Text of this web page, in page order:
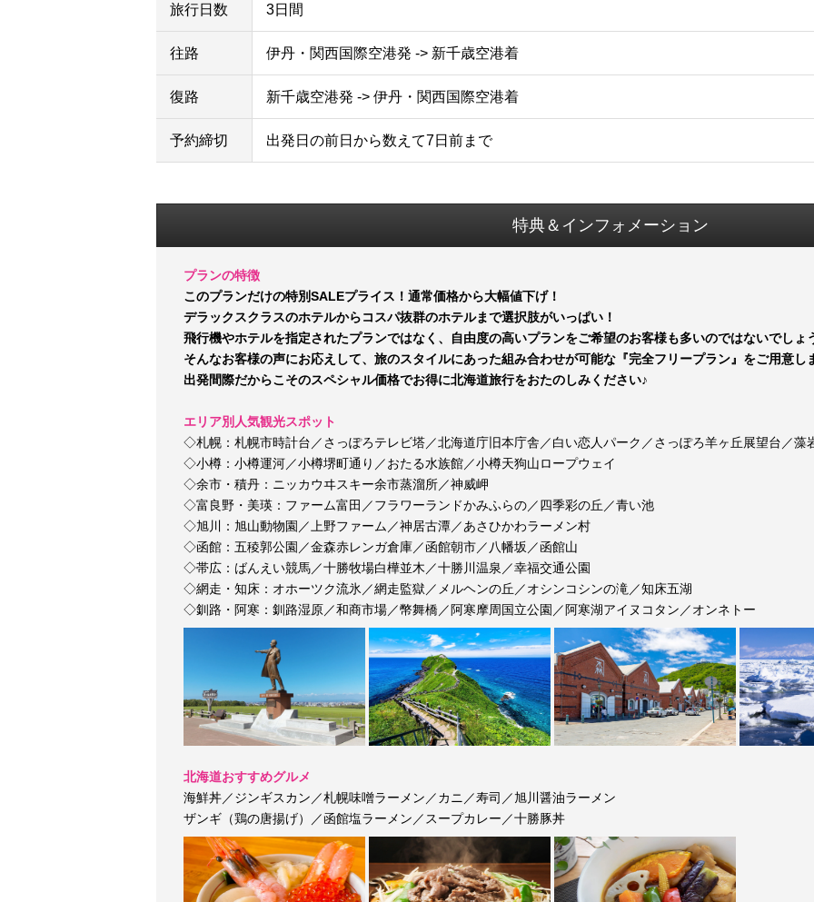
旅行日数 3日間
往路 伊丹・関西国際空港発 -> 新千歳空港着
復路 新千歳空港発 -> 伊丹・関西国際空港着
予約締切 出発日の前日から数えて7日前まで
特典＆インフォメーション
プランの特徴
このプランだけの特別SALEプライス！通常価格から大幅値下げ！
デラックスクラスのホテルからコスパ抜群のホテルまで選択肢がいっぱい！
飛行機やホテルを指定されたプランではなく、自由度の高いプランをご希望のお客様も多いのではないでしょ
そんなお客様の声にお応えして、旅のスタイルにあった組み合わせが可能な『完全フリープラン』をご用意し
出発間際だからこそのスペシャル価格でお得に北海道旅行をおたのしみください♪
エリア別人気観光スポット
◇札幌：札幌市時計台／さっぽろテレビ塔／北海道庁旧本庁舎／白い恋人パーク／さっぽろ羊ヶ丘展望台／藻
◇小樽：小樽運河／小樽堺町通り／おたる水族館／小樽天狗山ロープウェイ
◇余市・積丹：ニッカウヰスキー余市蒸溜所／神威岬
◇富良野・美瑛：ファーム富田／フラワーランドかみふらの／四季彩の丘／青い池
◇旭川：旭山動物園／上野ファーム／神居古潭／あさひかわラーメン村
◇函館：五稜郭公園／金森赤レンガ倉庫／函館朝市／八幡坂／函館山
◇帯広：ばんえい競馬／十勝牧場白樺並木／十勝川温泉／幸福交通公園
◇網走・知床：オホーツク流氷／網走監獄／メルヘンの丘／オシンコシンの滝／知床五湖
◇釧路・阿寒：釧路湿原／和商市場／幣舞橋／阿寒摩周国立公園／阿寒湖アイヌコタン／オンネトー
北海道おすすめグルメ
海鮮丼／ジンギスカン／札幌味噌ラーメン／カニ／寿司／旭川醤油ラーメン
ザンギ（鶏の唐揚げ）／函館塩ラーメン／スープカレー／十勝豚丼